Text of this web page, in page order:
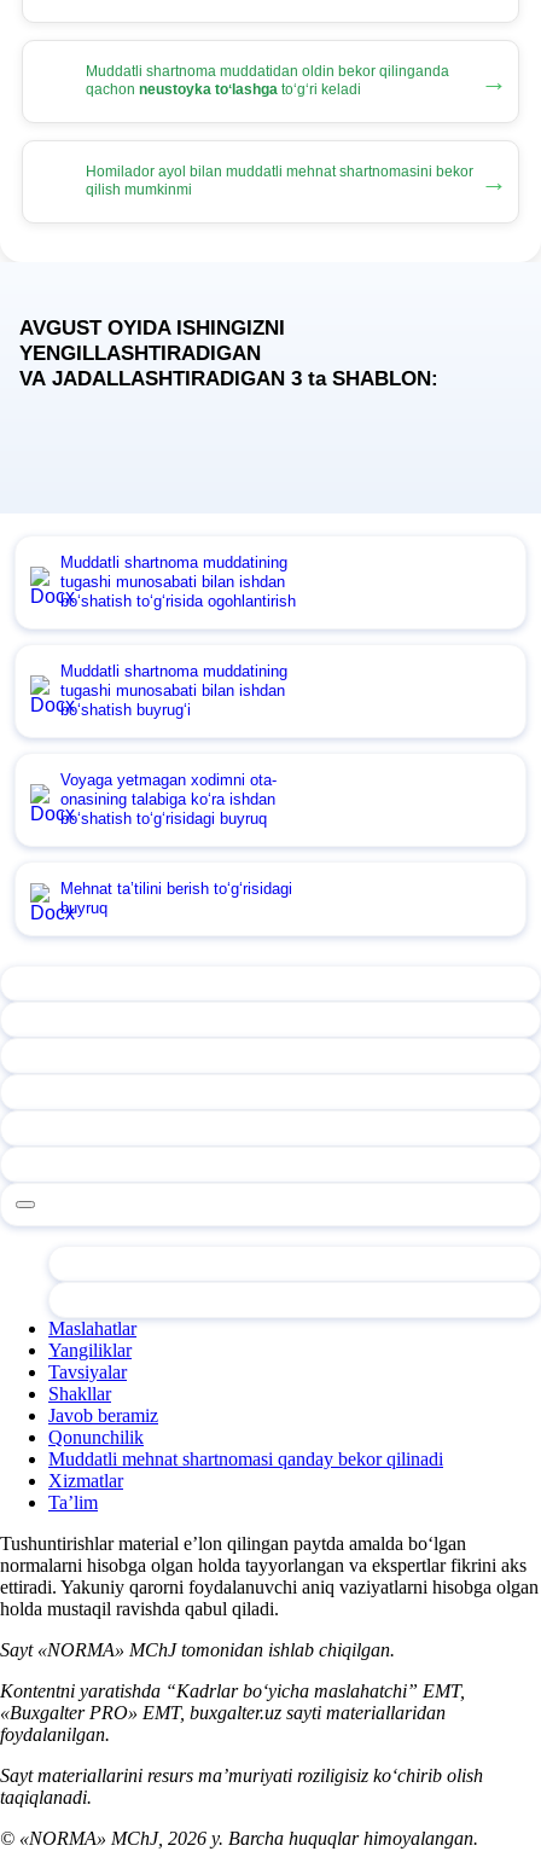
Muddatli shartnoma muddatidan oldin bekor qilinganda
qachon neustoyka toʻlashga toʻgʻri keladi →
Homilador ayol bilan muddatli mehnat shartnomasini bekor
qilish mumkinmi
→
AVGUST OYIDA ISHINGIZNI
YENGILLASHTIRADIGAN
VA JADALLASHTIRADIGAN 3 taSHABLON:
Muddatli shartnoma muddatining
tugashi munosabati bilan ishdan
boʻshatish toʻgʻrisida ogohlantirish
Muddatli shartnoma muddatining
tugashi munosabati bilan ishdan
boʻshatish buyrugʻi
Voyaga yetmagan хodimni ota-
onasining talabiga koʻra ishdan
boʻshatish toʻgʻrisidagi buyruq
Mehnat ta’tilini berish toʻgʻrisidagi
buyruq
Maslahatlar
Yangiliklar
Tavsiyalar
Shakllar
Javob beramiz
Qonunchilik
Muddatli mehnat shartnomasi qanday bekor qilinadi
Xizmatlar
Ta’lim
Tushuntirishlar material e’lon qilingan paytda amalda boʻlgan
normalarni hisobga olgan holda tayyorlangan va ekspertlar fikrini aks
ettiradi. Yakuniy qarorni foydalanuvchi aniq vaziyatlarni hisobga olgan
holda mustaqil ravishda qabul qiladi.
Sayt «NORMA» MChJ tomonidan ishlab chiqilgan.
Kontentni yaratishda “Kadrlar boʻyicha maslahatchi” EMT,
«Buxgalter PRO» EMT, buxgalter.uz sayti materiallaridan
foydalanilgan.
Sayt materiallarini resurs ma’muriyati roziligisiz koʻchirib olish
taqiqlanadi.
© «NORMA» MChJ, 2026 y. Barcha huquqlar himoyalangan.